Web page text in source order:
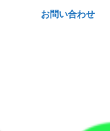
お問い合わせ